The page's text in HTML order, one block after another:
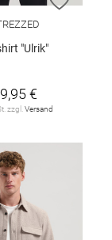
"Ulrik"
€
zzgl.Versand